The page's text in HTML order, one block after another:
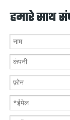
हमारे साथ